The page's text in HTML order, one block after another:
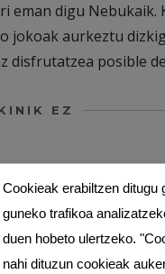
eman digu Nebukaik.
jokoak aurkeztu
posible
EZ
eremuak*markatuta
Cookieak erabiltzen ditugu
guneko trafikoa
duen hobeto ulertzeko.
nahi dituzun cookieak